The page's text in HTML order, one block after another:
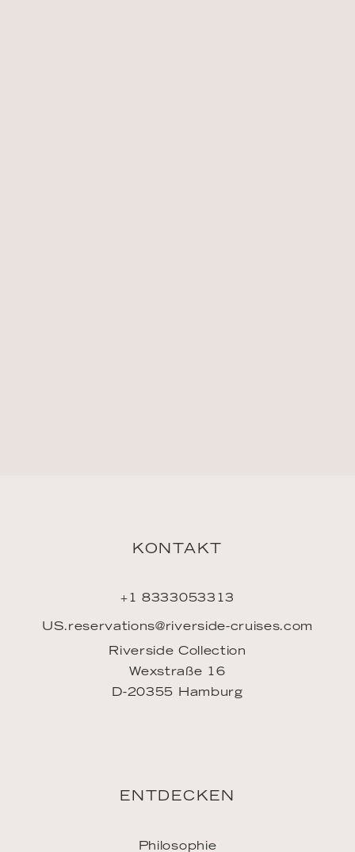
KONTAKT
+1 8333053313
US.reservations@riverside-cruises.com
Riverside Collection
Wexstraße 16
D-20355 Hamburg
ENTDECKEN
Philosophie